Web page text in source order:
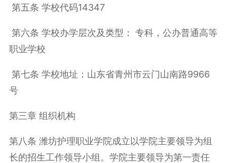
第五条 学校代码14347
第六条 学校办学层次及类型： 专科，公办普通高等
职业学校
第七条 学校地址：山东省青州市云门山南路9966
号
第三章 组织机构
第八条 潍坊护理职业学院成立以学院主要领导为组
长的招生工作领导小组。学院主要领导为第一责任